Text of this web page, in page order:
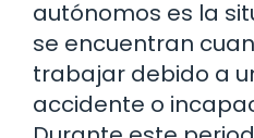
autónomos es la
se encuentran
trabajar debido a
accidente o